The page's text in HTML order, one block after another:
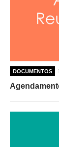
DOCUMENTOS